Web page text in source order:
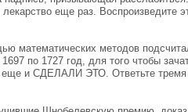
еще раз. Воспроизведите
математических методов
по 1727 год, для того чтобы
еще и СДЕЛАЛИ ЭТО. Ответьте